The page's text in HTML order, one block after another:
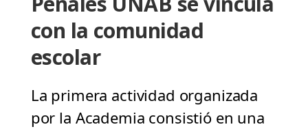
con la comunidad
escolar
La primera actividad organizada
por la Academia consistió en una